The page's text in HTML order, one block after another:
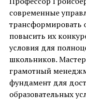
современные
трансформировать
повысить их
условия для
школьников.
грамотный
фундамент для
образовательных